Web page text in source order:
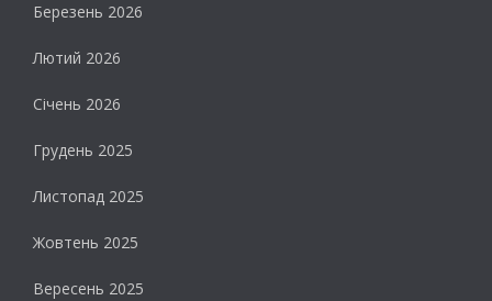
Березень 2026
Лютий 2026
Січень 2026
Грудень 2025
Листопад 2025
Жовтень 2025
Вересень 2025